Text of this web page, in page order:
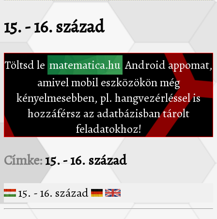
15. - 16. század
Töltsd le matematica.hu Android appomat,
amivel mobil eszközökön még
kényelmesebben, pl. hangvezérléssel is
hozzáférsz az adatbázisban tárolt
feladatokhoz!
Címke:15. - 16. század
15. - 16. század